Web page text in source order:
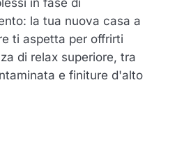
in fase di
la tua nuova casa a
ti aspetta per offrirti
di relax superiore, tra
e finiture d'alto